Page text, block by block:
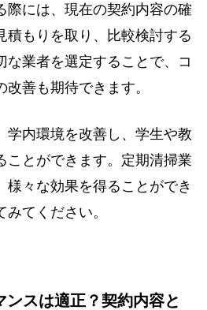
際には、現在の契約内容の確
積もりを取り、比較検討する
な業者を選定することで、コ
善も期待できます。
学内環境を改善し、学生や教
ことができます。定期清掃業
様々な効果を得ることができ
てください。
ンスは適正？契約内容と